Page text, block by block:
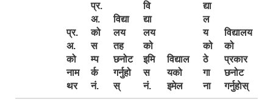
प्र.
अ.
को
नाम
थर
प्र.
अ.
को
स
म्प
र्क
नं.
विद्या
लय
तह
छनोट
गर्नुहो
स्
वि
द्या
लय
को
इमि
स
नं.
विद्याल
यको
इमेल
द्या
ल
य
को
ठे
गा
ना
विद्यालय
को
प्रकार
छनोट
गर्नुहाेस्